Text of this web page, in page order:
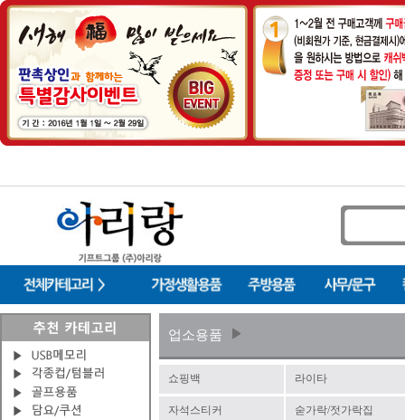
업소용품
쇼핑백 라이타
자석스티커 숟가락/젓가락집